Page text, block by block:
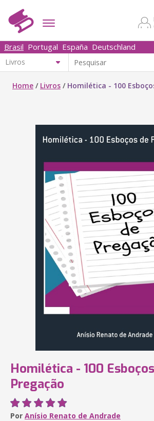
Brasil Portugal España Deutschland
Home / Livros / Homilética - 100
Homilética - 100
Pregação
Por Anísio Renato de Andrade